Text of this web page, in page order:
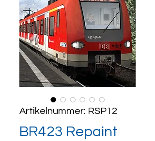
Artikelnummer: RSP12
BR423 Repaint